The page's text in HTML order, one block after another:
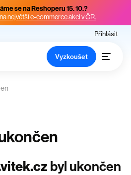
se na Reshoperu 15. 10.?
největší e-commerce akci v ČR.
Přihlásit
Vyzkoušet
byl ukončen